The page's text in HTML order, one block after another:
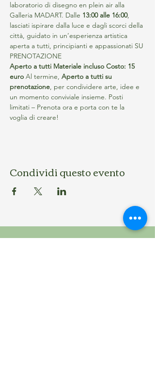
laboratorio di disegno en plein air alla
Galleria MADART. Dalle 13:00 alle 16:00,
lasciati ispirare dalla luce e dagli scorci della
città, guidato in un’esperienza artistica
aperta a tutti, principianti e appassionati SU
PRENOTAZIONE
Aperto a tutti Materiale incluso Costo: 15
euro Al termine, Aperto a tutti su
prenotazione, per condividere arte, idee e
un momento conviviale insieme. Posti
limitati – Prenota ora e porta con te la
voglia di creare!
Condividi questo evento